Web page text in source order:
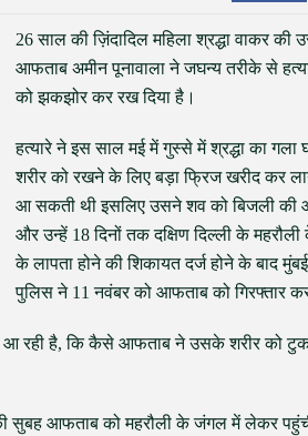
26 साल की ज़िंदादिल महिला श्रद्धा वाकर की
आफताब अमीन पूनावाला ने जघन्य तरीके से
को झकझोर कर रख दिया है।
हत्यारे ने इस साल मई में गुस्से में श्रद्धा का
शरीर को रखने के लिए बड़ा फ्रिज खरीद कर
आ सकती थी इसलिए उसने शव को बिजली की
और उन्हें 18 दिनों तक दक्षिण दिल्ली के
के लापता होने की शिकायत दर्ज होने के बाद
पुलिस ने 11 नवंबर को आफताब को गिरफ्तार
आ रही है, कि कैसे आफताब ने उसके शरीर को
सुबह आफताब को महरौली के जंगल में लेकर